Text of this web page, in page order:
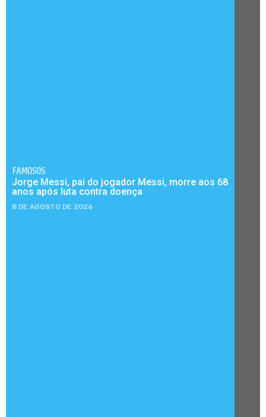
FAMOSOS
Jorge Messi, pai do jogador Messi, morre aos 68
anos após luta contra doença
8 DE AGOSTO DE 2026